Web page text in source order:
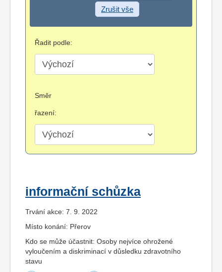
Zrušit vše
Řadit podle:
Směr
řazení:
informační schůzka
Trvání akce: 7. 9. 2022
Místo konání: Přerov
Kdo se může účastnit: Osoby nejvíce ohrožené
vyloučením a diskriminací v důsledku zdravotního
stavu